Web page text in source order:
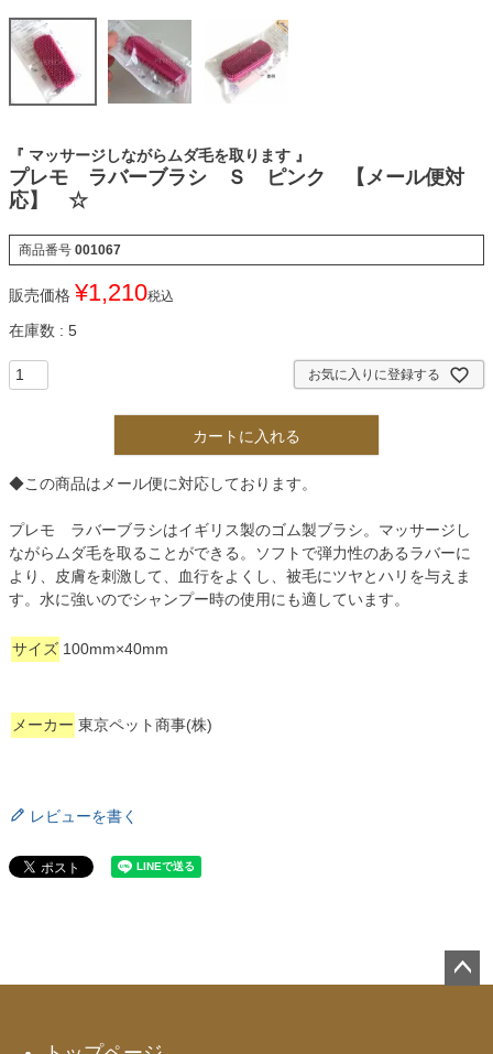
『 マッサージしながらムダ毛を取ります 』
プレモ ラバーブラシ Ｓ ピンク 【メール便対
応】 ☆
商品番号 001067
販売価格 ¥1,210税込
在庫数 5
お気に入りに登録する
カートに入れる
◆この商品はメール便に対応しております。
プレモ ラバーブラシはイギリス製のゴム製ブラシ。マッサージし
ながらムダ毛を取ることができる。ソフトで弾力性のあるラバーに
より、皮膚を刺激して、血行をよくし、被毛にツヤとハリを与えま
す。水に強いのでシャンプー時の使用にも適しています。
サイズ 100mm×40mm
メーカー 東京ペット商事(株)
レビューを書く